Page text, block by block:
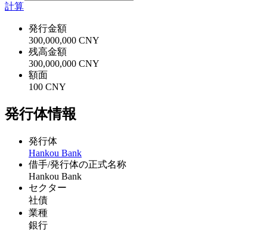
計算
発行金額
300,000,000 CNY
残高金額
300,000,000 CNY
額面
100 CNY
発行体情報
発行体
Hankou Bank
借手/発行体の正式名称
Hankou Bank
セクター
社債
業種
銀行